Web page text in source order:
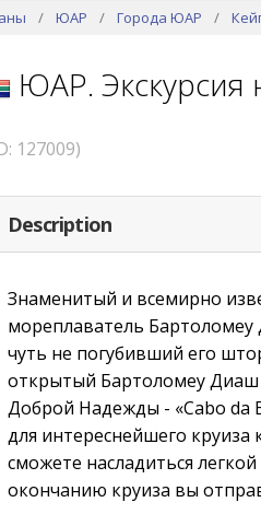
ЮАР Города ЮАР
ЮАР.
127009)
Description
Знаменитый и всемирно
мореплаватель
чуть не погубивший его
открытый Бартоломеу
Доброй Надежды - «Cabo da
для интереснейшего
сможете насладиться
окончанию круиза вы